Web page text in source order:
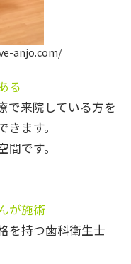
anjo.com/
る
で来院している方を
ます。
です。
が施術
を持つ歯科衛生士